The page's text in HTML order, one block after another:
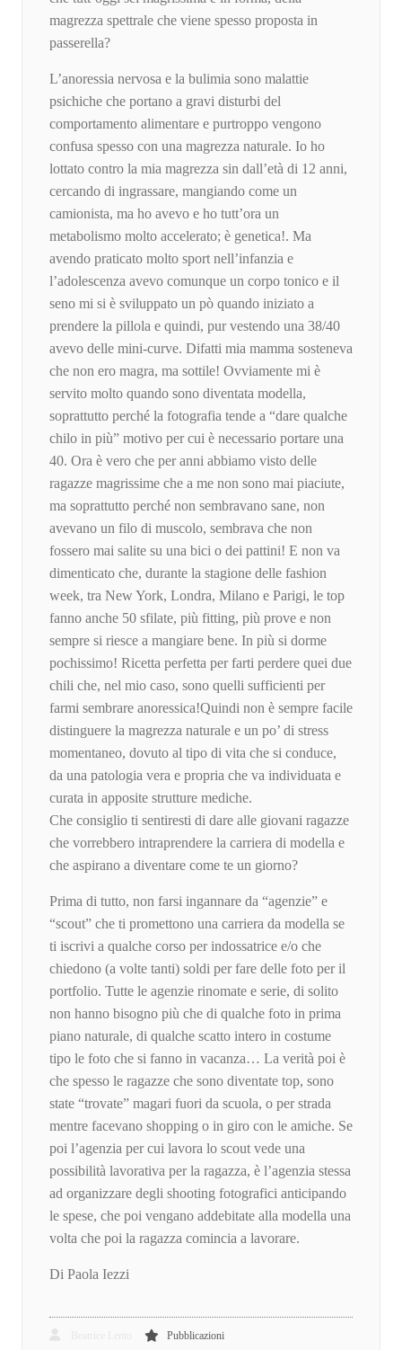
magrezza spettrale che viene spesso proposta in
passerella?
L’anoressia nervosa e la bulimia sono malattie
psichiche che portano a gravi disturbi del
comportamento alimentare e purtroppo vengono
confusa spesso con una magrezza naturale. Io ho
lottato contro la mia magrezza sin dall’età di 12 anni,
cercando di ingrassare, mangiando come un
camionista, ma ho avevo e ho tutt’ora un
metabolismo molto accelerato; è genetica!. Ma
avendo praticato molto sport nell’infanzia e
l’adolescenza avevo comunque un corpo tonico e il
seno mi si è sviluppato un pò quando iniziato a
prendere la pillola e quindi, pur vestendo una 38/40
avevo delle mini-curve. Difatti mia mamma sosteneva
che non ero magra, ma sottile! Ovviamente mi è
servito molto quando sono diventata modella,
soprattutto perché la fotografia tende a “dare qualche
chilo in più” motivo per cui è necessario portare una
40. Ora è vero che per anni abbiamo visto delle
ragazze magrissime che a me non sono mai piaciute,
ma soprattutto perché non sembravano sane, non
avevano un filo di muscolo, sembrava che non
fossero mai salite su una bici o dei pattini! E non va
dimenticato che, durante la stagione delle fashion
week, tra New York, Londra, Milano e Parigi, le top
fanno anche 50 sfilate, più fitting, più prove e non
sempre si riesce a mangiare bene. In più si dorme
pochissimo! Ricetta perfetta per farti perdere quei due
chili che, nel mio caso, sono quelli sufficienti per
farmi sembrare anoressica!Quindi non è sempre facile
distinguere la magrezza naturale e un po’ di stress
momentaneo, dovuto al tipo di vita che si conduce,
da una patologia vera e propria che va individuata e
curata in apposite strutture mediche.
Che consiglio ti sentiresti di dare alle giovani ragazze
che vorrebbero intraprendere la carriera di modella e
che aspirano a diventare come te un giorno?
Prima di tutto, non farsi ingannare da “agenzie” e
“scout” che ti promettono una carriera da modella se
ti iscrivi a qualche corso per indossatrice e/o che
chiedono (a volte tanti) soldi per fare delle foto per il
portfolio. Tutte le agenzie rinomate e serie, di solito
non hanno bisogno più che di qualche foto in prima
piano naturale, di qualche scatto intero in costume
tipo le foto che si fanno in vacanza… La verità poi è
che spesso le ragazze che sono diventate top, sono
state “trovate” magari fuori da scuola, o per strada
mentre facevano shopping o in giro con le amiche. Se
poi l’agenzia per cui lavora lo scout vede una
possibilità lavorativa per la ragazza, è l’agenzia stessa
ad organizzare degli shooting fotografici anticipando
le spese, che poi vengano addebitate alla modella una
volta che poi la ragazza comincia a lavorare.
Di Paola Iezzi
Pubblicazioni